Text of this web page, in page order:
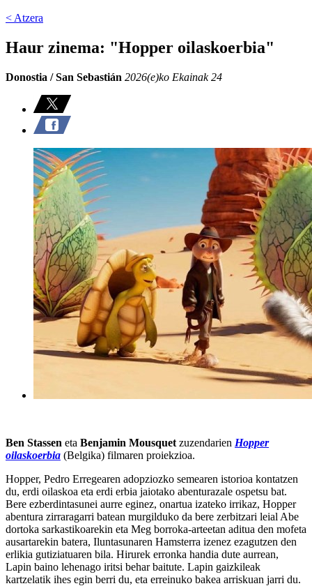
< Atzera
Haur zinema: "Hopper oilaskoerbia"
Donostia / San Sebastián 2026(e)ko Ekainak 24
Ben Stassen eta Benjamin Mousquet zuzendarien Hopper
oilaskoerbia (Belgika) filmaren proiekzioa.
Hopper, Pedro Erregearen adopziozko semearen istorioa kontatzen
du, erdi oilaskoa eta erdi erbia jaiotako abenturazale ospetsu bat.
Bere ezberdintasunei aurre eginez, onartua izateko irrikaz, Hopper
abentura zirraragarri batean murgilduko da bere zerbitzari leial Abe
dortoka sarkastikoarekin eta Meg borroka-arteetan aditua den mofeta
ausartarekin batera, Iluntasunaren Hamsterra izenez ezagutzen den
erlikia gutiziatuaren bila. Hirurek erronka handia dute aurrean,
Lapin baino lehenago iritsi behar baitute. Lapin gaizkileak
kartzelatik ihes egin berri du, eta erreinuko bakea arriskuan jarri du.